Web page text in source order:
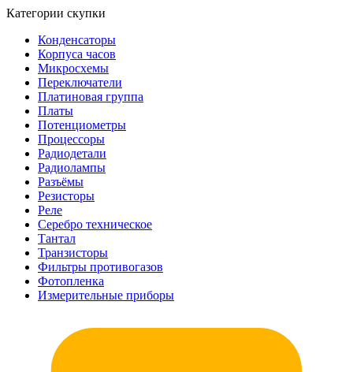
Категории скупки
Конденсаторы
Корпуса часов
Микросхемы
Переключатели
Платиновая группа
Платы
Потенциометры
Процессоры
Радиодетали
Радиолампы
Разъёмы
Резисторы
Реле
Серебро техническое
Тантал
Транзисторы
Фильтры противогазов
Фотопленка
Измерительные приборы